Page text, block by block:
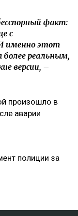
По его
сотрясение
внутренних
а также
с разрывом
не
к
факт:
с
этот
более реальным,
версии, –
произошло в